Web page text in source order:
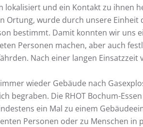
und ein Kontakt zu ihnen
Ortung, wurde durch unsere
bestimmt. Damit konnten wir uns
Personen machen, aber auch
Nach einer langen Einsatzzeit
wieder Gebäude nach
begraben. Die RHOT Bochum-
ein Mal zu einem
Personen oder zu Menschen in